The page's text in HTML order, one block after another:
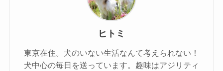
ヒトミ
東京在住。犬のいない生活なんて考えられない！
犬中心の毎日を送っています。趣味はアジリティ